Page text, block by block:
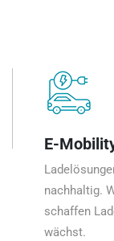
E-
nachhaltig.
schaffen
wächst.